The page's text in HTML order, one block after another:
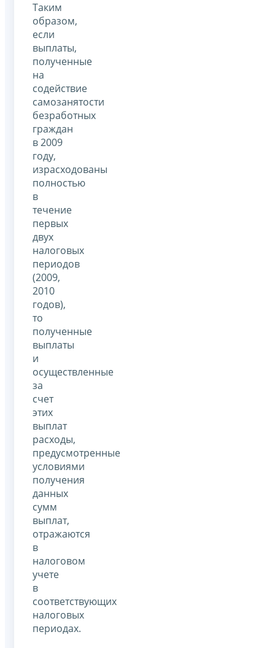
Таким
образом,
если
выплаты,
полученные
на
содействие
самозанятости
безработных
граждан
в 2009
году,
израсходованы
полностью
в
течение
первых
двух
налоговых
периодов
(2009,
2010
годов),
то
полученные
выплаты
и
осуществленные
за
счет
этих
выплат
расходы,
предусмотренные
условиями
получения
данных
сумм
выплат,
отражаются
в
налоговом
учете
в
соответствующих
налоговых
периодах.